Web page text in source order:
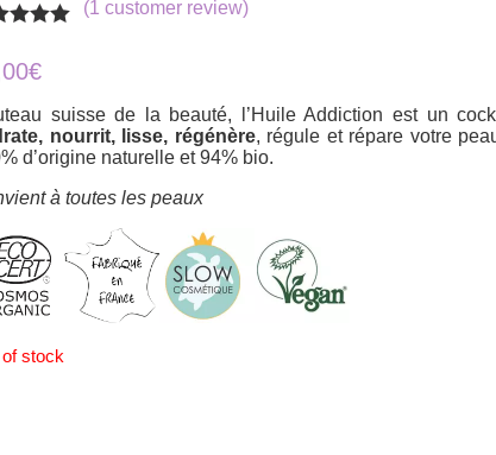
5
on
(1 customer review)
€
suisse de la beauté, l’Huile Addiction est un
nourrit, lisse, régénère, régule et répare votre
d’origine naturelle et 94% bio.
à toutes les peaux
stock